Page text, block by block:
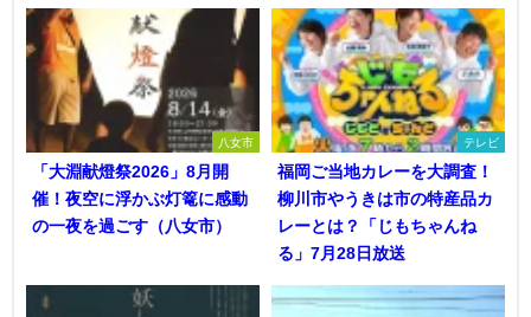
八女市
「大淵献燈祭2026」8月開
催！夜空に浮かぶ灯篭に感動
の一夜を過ごす（八女市）
テレビ
福岡ご当地カレーを大調査！
柳川市やうきは市の特産品カ
レーとは？「じもちゃんね
る」7月28日放送